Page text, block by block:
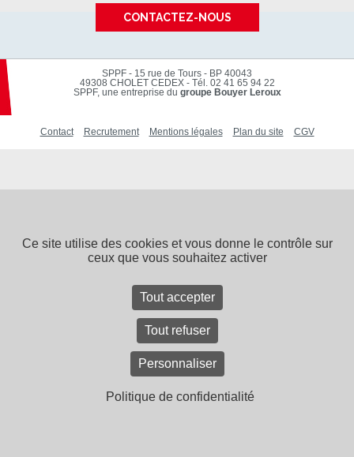
CONTACTEZ-NOUS
SPPF - 15 rue de Tours - BP 40043
49308 CHOLET CEDEX -Tél. 02 41 65 94 22
SPPF, une entreprise du groupe Bouyer Leroux
Contact Recrutement Mentions légales Plan du site CGV
Ce site utilise des cookies et vous donne le contrôle sur
ceux que vous souhaitez activer
Tout accepter
Tout refuser
Personnaliser
Politique de confidentialité